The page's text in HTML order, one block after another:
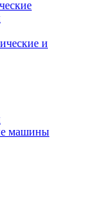
и
машины